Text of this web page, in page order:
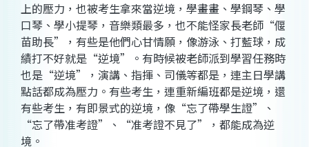
上的壓力，也被考生拿來當逆境，學畫畫、學鋼琴、學
口琴、學小提琴，音樂類最多，也不能怪家長老師“偃
苗助長”，有些是他們心甘情願，像游泳、打藍球，成
績打不好就是“逆境”。有時候被老師派到學習任務時
也是“逆境”，演講、指揮、司儀等都是，連主日學講
點話都成為壓力。有些考生，連重新編班都是逆境，還
有些考生，有即景式的逆境，像“忘了帶學生證”、
“忘了帶准考證”、“准考證不見了”，都能成為逆
境。